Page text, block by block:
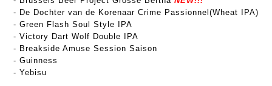
- De Dochter van de Korenaar Crime Passionnel(Wheat IPA)
- Green Flash Soul Style IPA
- Victory Dart Wolf Double IPA
- Breakside Amuse Session Saison
- Guinness
- Yebisu